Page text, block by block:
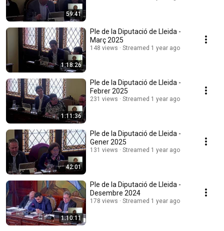
59:41
1:18:26
Ple de la Diputació de Lleida -
Març 2025
148 views Streamed 1 year ago
1:11:36
Ple de la Diputació de Lleida -
Febrer 2025
231 views Streamed 1 year ago
42:01
Ple de la Diputació de Lleida -
Gener 2025
131 views Streamed 1 year ago
1:10:11
Ple de la Diputació de Lleida -
Desembre 2024
178 views Streamed 1 year ago